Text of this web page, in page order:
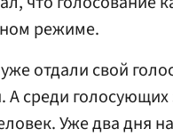
режиме.
отдали свой
А среди
Уже два дня